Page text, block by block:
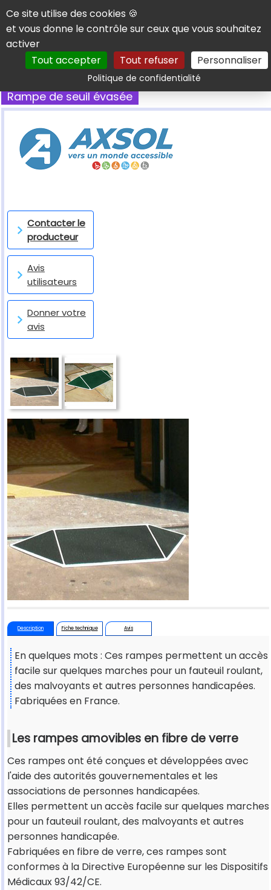
Panneau de gestion des cookies
Ce site utilise des cookies 🍪
et vous donne le contrôle sur ceux que vous souhaitez
activer
Tout accepter
Tout refuser Personnaliser
Politique de confidentialitéRechercher
Rampe de seuil évasée
Contacter le
producteur
Avis
utilisateurs
Donner votre
avis
Description Fiche technique Avis
En quelques mots : Ces rampes permettent un accès
facile sur quelques marches pour un fauteuil roulant,
des malvoyants et autres personnes handicapées.
Fabriquées en France.
Les rampes amovibles en fibre de verre
Ces rampes ont été conçues et développées avec
l'aide des autorités gouvernementales et les
associations de personnes handicapées.
Elles permettent un accès facile sur quelques marches
pour un fauteuil roulant, des malvoyants et autres
personnes handicapée.
Fabriquées en fibre de verre, ces rampes sont
conformes à la Directive Européenne sur les Dispositifs
Médicaux 93/42/CE.